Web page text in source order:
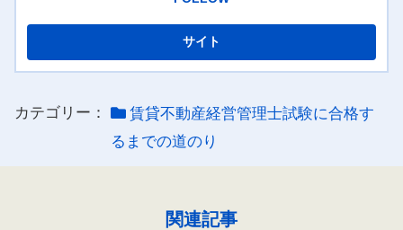
カテゴリー：
賃貸不動産経営管理士試験に合格す
るまでの道のり
関連記事